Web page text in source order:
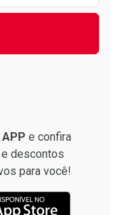
APP e confira
descontos
para você!